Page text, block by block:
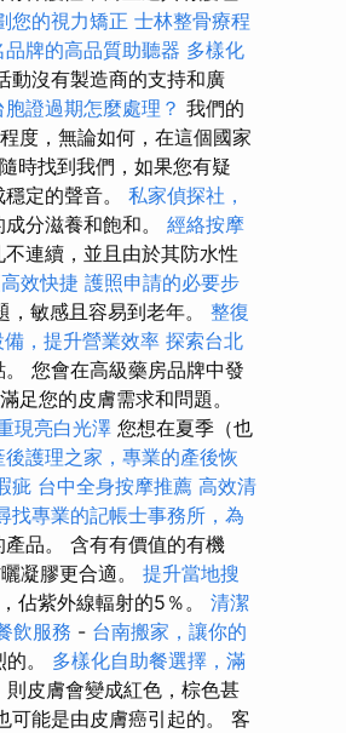
您的視力矯正 士林整骨療程
牌的高品質助聽器 多樣化
動沒有製造商的支持和廣
胞證過期怎麼處理？ 我們的
度，無論如何，在這個國家
時找到我們，如果您有疑
定的聲音。 私家偵探社，
分滋養和飽和。 經絡按摩
連續，並且由於其防水性
效快捷 護照申請的必要步
敏感且容易到老年。 整復
，提升營業效率 探索台北
您會在高級藥房品牌中發
足您的皮膚需求和問題。
現亮白光澤 您想在夏季（也
後護理之家，專業的產後恢
疵 台中全身按摩推薦 高效清
找專業的記帳士事務所，為
品。 含有有價值的有機
凝膠更合適。 提升當地搜
佔紫外線輻射的5％。 清潔
飲服務 - 台南搬家，讓你的
。 多樣化自助餐選擇，滿
皮膚會變成紅色，棕色甚
可能是由皮膚癌引起的。 客